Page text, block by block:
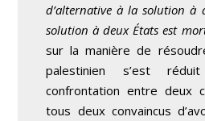
d’alternative à la solution à
solution à deux États est
sur la manière de
palestinien s’est
confrontation entre deux
tous deux convaincus